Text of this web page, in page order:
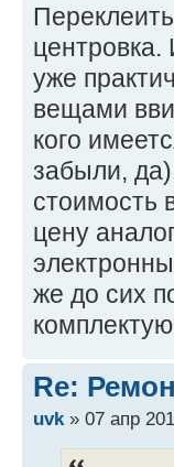
центровка.
уже
вещами
кого
забыли,
стоимость
цену
же до сих
Re:
uvk» 07 апр